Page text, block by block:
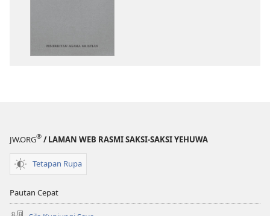
JW.ORG® / LAMAN WEB RASMI SAKSI-SAKSI YEHUWA
Tetapan Rupa
Pautan Cepat